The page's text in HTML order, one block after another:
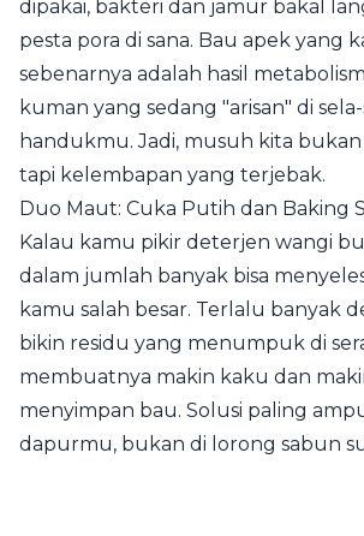
dipakai, bakteri dan jamur bakal
pesta pora di sana. Bau apek yang
sebenarnya adalah hasil
kuman yang sedang "arisan" di
handukmu. Jadi, musuh kita
tapi kelembapan yang terjebak.
Duo Maut: Cuka Putih dan Baking
Kalau kamu pikir deterjen wangi
dalam jumlah banyak bisa
kamu salah besar. Terlalu banyak
bikin residu yang menumpuk di
membuatnya makin kaku dan
menyimpan bau. Solusi paling
dapurmu, bukan di lorong sabun